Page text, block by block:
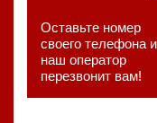
Оставьте номер
своего телефона и
наш оператор
перезвонит вам!